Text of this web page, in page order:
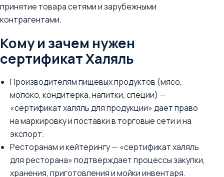
принятие товара сетями и зарубежными
контрагентами.
Кому и зачем нужен
сертификат Халяль
Производителям пищевых продуктов (мясо,
молоко, кондитерка, напитки, специи) —
«сертификат халяль для продукции» дает право
на маркировку и поставки в торговые сети и на
экспорт.
Ресторанам и кейтерингу — «сертификат халяль
для ресторана» подтверждает процессы закупки,
хранения, приготовления и мойки инвентаря.